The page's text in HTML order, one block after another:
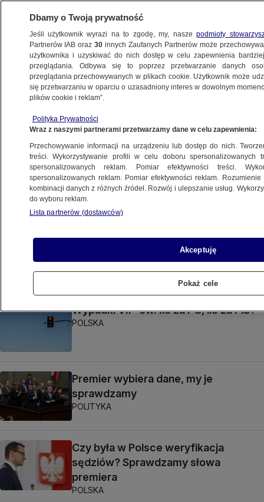
KONKRET24
NAJNOWSZE
Deglomeracja według Gowina. Polska
Agencja Kosmiczna
POLSKA
operacja zaćmy w ramach NFZ,
Krajowa Sieć Onkologiczna, KONS
POLITYKA
Czy urzędnicy premiera zmanipulowali
grafikę o emeryturach?
Wypadki VIP-ów. Ile za PO, ile za PiS?
POLSKA
Premier wybiera dane, my je
sprawdzamy
POLITYKA
Czy była w Polsce weryfikacja
sędziów? Sprawdzamy słowa
premiera
POLSKA
Dbamy o Twoją prywatność
Jeśli użytkownik wyrazi na to zgodę, my, naszepodmioty
Partnerów IAB oraz30 innych Zaufanych Partnerów może
użytkownika i uzyskiwać do nich dostęp w celu zapewnienia
przeglądania. Odbywa się to poprzez przetwarzanie danych
przeglądania przechowywanych w plikach cookie. Użytkownik może
się przetwarzaniu w oparciu o uzasadniony interes w dowolnym
plików cookie i reklam”.
Polityka Prywatności
Wraz z naszymi partnerami przetwarzamy dane w celu zapewnienia:
Przechowywanie informacji na urządzeniu lub dostęp do nich.
treści. Wykorzystywanie profili w celu doboru spersonalizowanych
spersonalizowanych reklam. Pomiar efektywności treści.
spersonalizowanych reklam. Pomiar efektywności reklam.
kombinacji danych z różnych źródeł. Rozwój i ulepszanie usług.
do wyboru reklam.
Lista partnerów (dostawców)
Akceptuję
Pokaż cele